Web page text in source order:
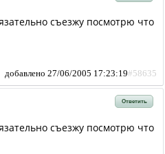
съезжу посмотрю что
добавлено 27/06/2005 17:23:19#58635
Ответить
съезжу посмотрю что